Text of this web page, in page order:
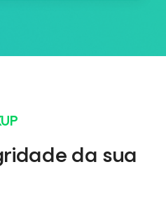
da sua